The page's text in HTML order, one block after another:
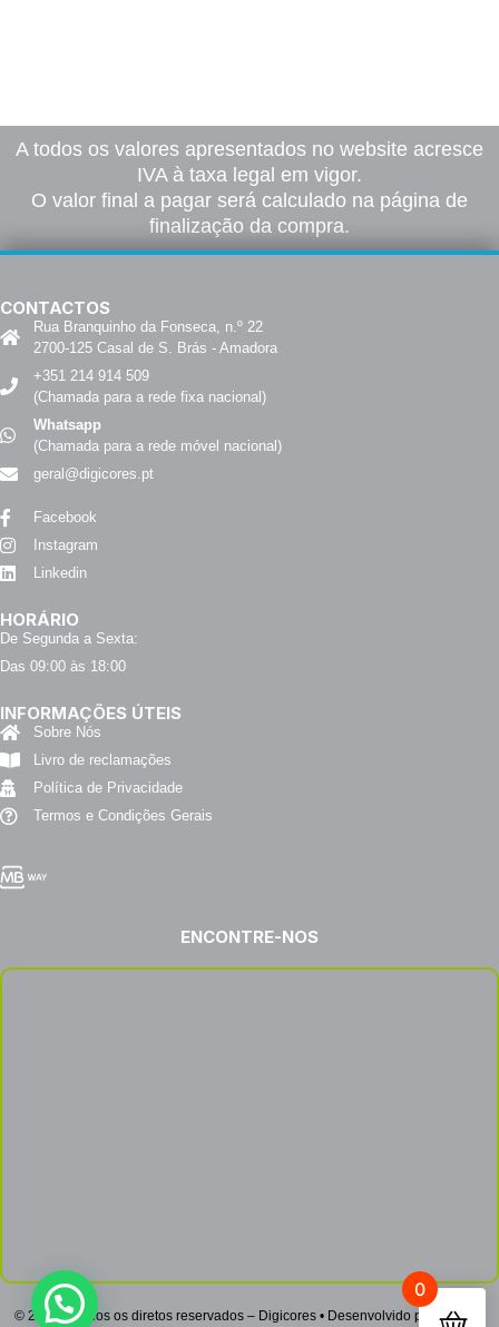
A todos os valores apresentados no website acresce
IVA à taxa legal em vigor.
O valor final a pagar será calculado na página de
finalização da compra.
CONTACTOS
Rua Branquinho da Fonseca, n.º 22
2700-125 Casal de S. Brás - Amadora
+351 214 914 509
(Chamada para a rede fixa nacional)
Whatsapp
(Chamada para a rede móvel nacional)
geral@digicores.pt
Facebook
Instagram
Linkedin
HORÁRIO
De Segunda a Sexta:
Das 09:00 às 18:00
INFORMAÇÕES ÚTEIS
Sobre Nós
Livro de reclamações
Política de Privacidade
Termos e Condições Gerais
ENCONTRE-NOS
© 2022 – Todos os diretos reservados – Digicores • Desenvolvido por Netsign
0